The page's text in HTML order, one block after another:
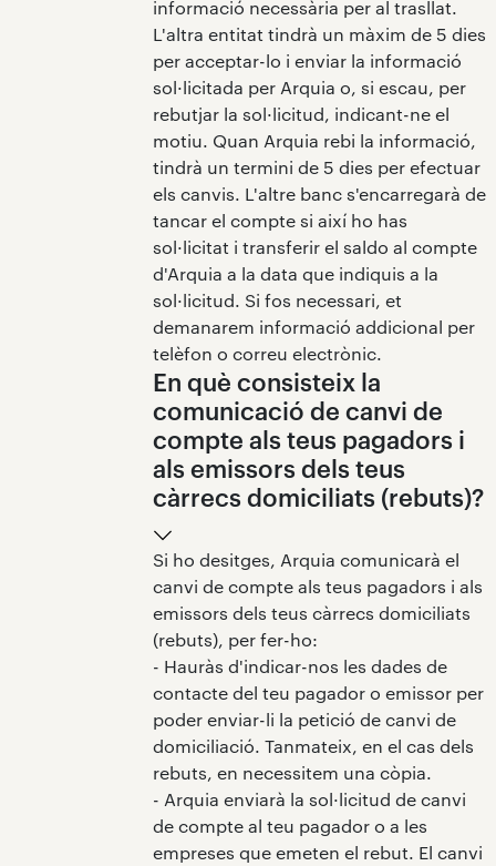
informació necessària per al trasllat.
L'altra entitat tindrà un màxim de 5 dies
per acceptar-lo i enviar la informació
sol·licitada per Arquia o, si escau, per
rebutjar la sol·licitud, indicant-ne el
motiu. Quan Arquia rebi la informació,
tindrà un termini de 5 dies per efectuar
els canvis. L'altre banc s'encarregarà de
tancar el compte si així ho has
sol·licitat i transferir el saldo al compte
d'Arquia a la data que indiquis a la
sol·licitud. Si fos necessari, et
demanarem informació addicional per
telèfon o correu electrònic.
En què consisteix la
comunicació de canvi de
compte als teus pagadors i
als emissors dels teus
càrrecs domiciliats (rebuts)?
Si ho desitges, Arquia comunicarà el
canvi de compte als teus pagadors i als
emissors dels teus càrrecs domiciliats
(rebuts), per fer-ho:
- Hauràs d'indicar-nos les dades de
contacte del teu pagador o emissor per
poder enviar-li la petició de canvi de
domiciliació. Tanmateix, en el cas dels
rebuts, en necessitem una còpia.
- Arquia enviarà la sol·licitud de canvi
de compte al teu pagador o a les
empreses que emeten el rebut. El canvi